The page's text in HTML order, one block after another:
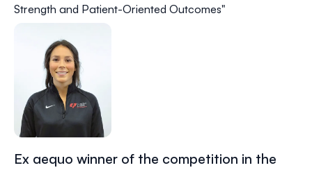
Strength and Patient-Oriented Outcomes"
Ex aequo winner of the competition in the